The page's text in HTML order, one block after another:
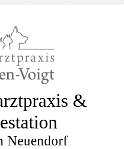
&
Neuendorf